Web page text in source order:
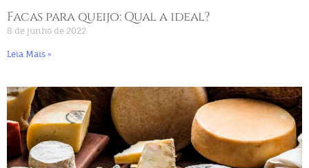
Facas para queijo: Qual a ideal?
8 de junho de 2022
Leia Mais »